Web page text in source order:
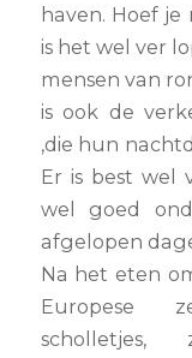
haven. Hoef
is het wel ver
mensen van
is ook de
,die hun
Er is best wel
wel goed
afgelopen
Na het eten
Europese
scholletjes,